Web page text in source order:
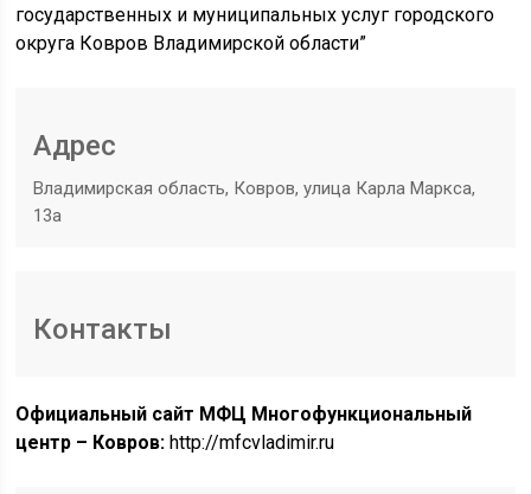
государственных и муниципальных услуг городского
округа Ковров Владимирской области”
Адрес
Владимирская область, Ковров, улица Карла Маркса,
13а
Контакты
Официальный сайт МФЦ Многофункциональный
центр – Ковров: http://mfcvladimir.ru